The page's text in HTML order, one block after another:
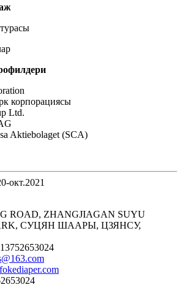
корпорациясы
Ltd.
Aktiebolaget (SCA)
окт.2021
ROAD, ZHANGJIAGAN SUYU
СУЦЯН ШААРЫ, ЦЗЯНСУ,